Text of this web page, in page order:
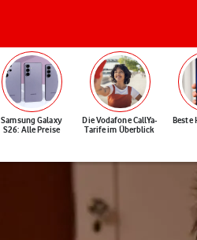
Samsung Galaxy
S26: Alle Preise
Die Vodafone CallYa-
Tarife im Überblick
Beste